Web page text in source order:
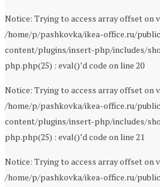
Notice: Trying to access array offset on
/home/p/pashkovka/ikea-office.ru/
content/plugins/insert-php/includes/
php.php(25) : eval()’d code on line 20
Notice: Trying to access array offset on
/home/p/pashkovka/ikea-office.ru/
content/plugins/insert-php/includes/
php.php(25) : eval()’d code on line 21
Notice: Trying to access array offset on
/home/p/pashkovka/ikea-office.ru/